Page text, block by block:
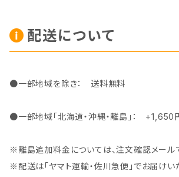
配送について
●一部地域を除き： 送料無料
●一部地域「北海道・沖縄・離島」： +1,650
※離島追加料金については、注文確認メール
※配送は「ヤマト運輸・佐川急便」でお届けい